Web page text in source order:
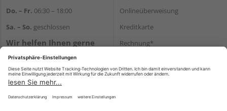
Do. – Fr. 06:30 – 18:00
Sa. – So. geschlossen
Wir helfen Ihnen gerne
weiter
+49 35723 23123
E-Mail:info@holz-kunze.de
Onlineüberweisung
Kreditkarte
Rechnung*
Versand